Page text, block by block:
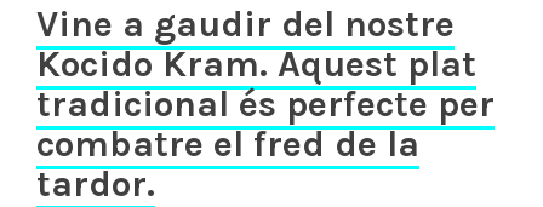
Vine a gaudir del nostre
Kocido Kram. Aquest plat
tradicional és perfecte per
combatre el fred de la
tardor.